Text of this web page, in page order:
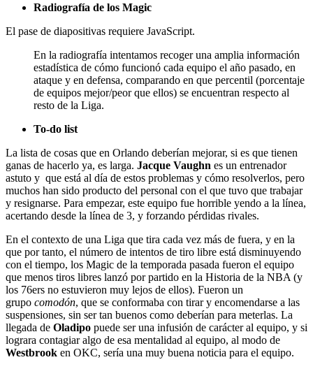
Radiografía de los Magic
El pase de diapositivas requiere JavaScript.
En la radiografía intentamos recoger una amplia información
estadística de cómo funcionó cada equipo el año pasado, en
ataque y en defensa, comparando en que percentil (porcentaje
de equipos mejor/peor que ellos) se encuentran respecto al
resto de la Liga.
To-do list
La lista de cosas que en Orlando deberían mejorar, si es que tienen
ganas de hacerlo ya, es larga. Jacque Vaughn es un entrenador
astuto y que está al día de estos problemas y cómo resolverlos, pero
muchos han sido producto del personal con el que tuvo que trabajar
y resignarse. Para empezar, este equipo fue horrible yendo a la línea,
acertando desde la línea de 3, y forzando pérdidas rivales.
En el contexto de una Liga que tira cada vez más de fuera, y en la
que por tanto, el número de intentos de tiro libre está disminuyendo
con el tiempo, los Magic de la temporada pasada fueron el equipo
que menos tiros libres lanzó por partido en la Historia de la NBA (y
los 76ers no estuvieron muy lejos de ellos). Fueron un
grupo comodón, que se conformaba con tirar y encomendarse a las
suspensiones, sin ser tan buenos como deberían para meterlas. La
llegada de Oladipo puede ser una infusión de carácter al equipo, y si
lograra contagiar algo de esa mentalidad al equipo, al modo de
Westbrook en OKC, sería una muy buena noticia para el equipo.